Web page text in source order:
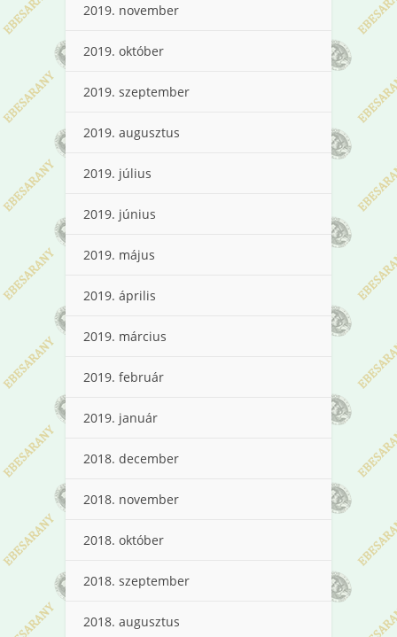
2019. november
2019. október
2019. szeptember
2019. augusztus
2019. július
2019. június
2019. május
2019. április
2019. március
2019. február
2019. január
2018. december
2018. november
2018. október
2018. szeptember
2018. augusztus